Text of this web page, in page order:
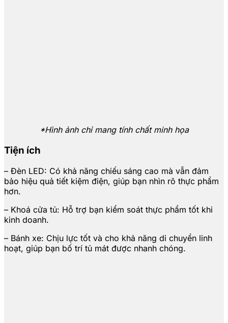
*Hình ảnh chỉ mang tính chất minh họa
Tiện ích
– Đèn LED: Có khả năng chiếu sáng cao mà vẫn đảm
bảo hiệu quả tiết kiệm điện, giúp bạn nhìn rõ thực phẩm
hơn.
– Khoá cửa tủ: Hỗ trợ bạn kiểm soát thực phẩm tốt khi
kinh doanh.
– Bánh xe: Chịu lực tốt và cho khả năng di chuyển linh
hoạt, giúp bạn bố trí tủ mát được nhanh chóng.